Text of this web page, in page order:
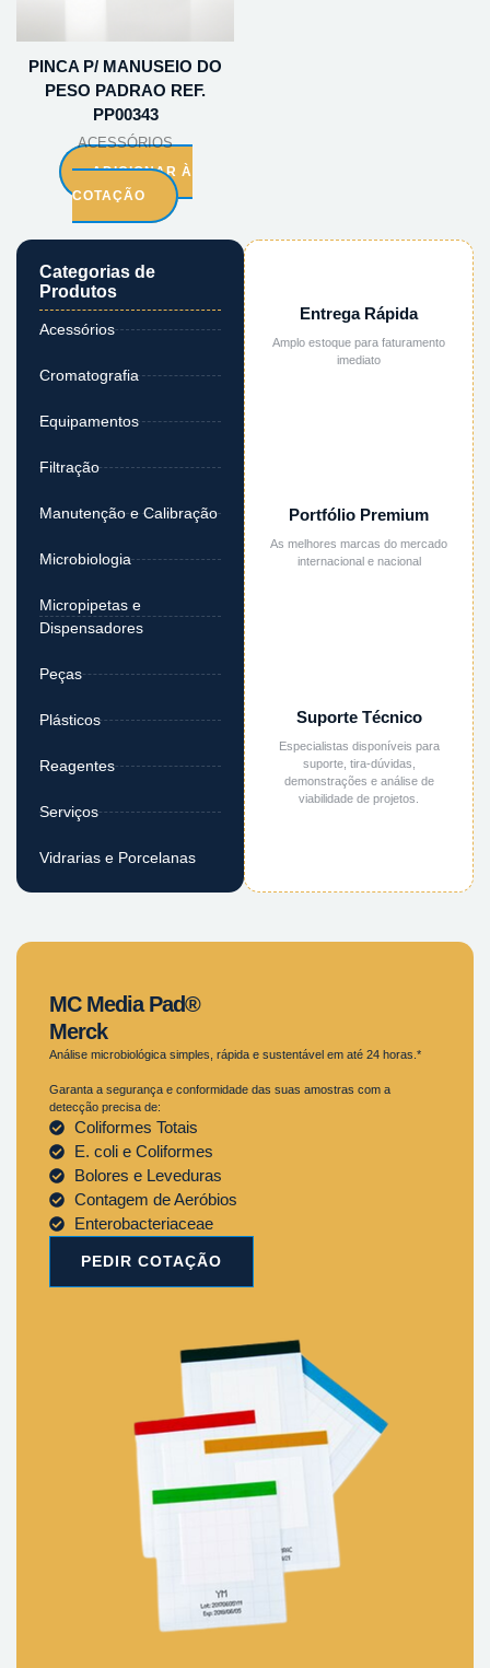
Categorias de
Produtos
Acessórios
Cromatografia
Equipamentos
Filtração
Manutenção e Calibração
Microbiologia
Micropipetas e
Dispensadores
Peças
Plásticos
Reagentes
Serviços
Vidrarias e Porcelanas
Entrega Rápida
Amplo estoque para faturamento
imediato
Portfólio Premium
As melhores marcas do mercado
internacional e nacional
Suporte Técnico
Especialistas disponíveis para
suporte, tira-dúvidas,
demonstrações e análise de
viabilidade de projetos.
PINCA P/ MANUSEIO DO
PESO PADRAO REF.
PP00343
ACESSÓRIOS
ADICIONAR À
COTAÇÃO
MC Media Pad®
Merck
Análise microbiológica simples, rápida e sustentável em até 24 horas.*
Garanta a segurança e conformidade das suas amostras com a
detecção precisa de:
Coliformes Totais
E. coli e Coliformes
Bolores e Leveduras
Contagem de Aeróbios
Enterobacteriaceae
PEDIR COTAÇÃO